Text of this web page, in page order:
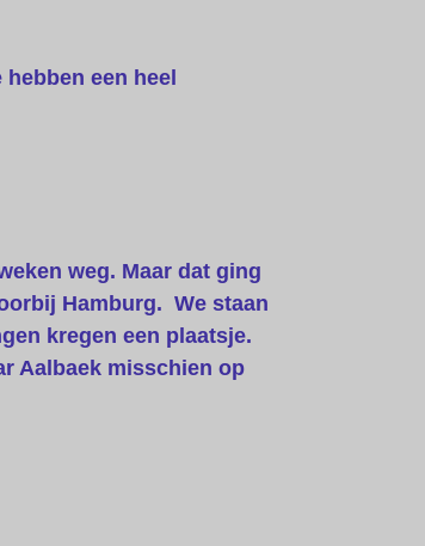
een heel
weg. Maar dat ging
Hamburg. We staan
kregen een plaatsje.
Aalbaek misschien op